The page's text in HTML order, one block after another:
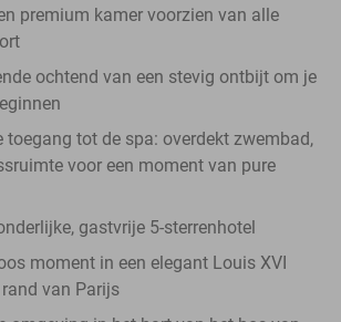
premium kamer voorzien van alle
ochtend van een stevig ontbijt om je
toegang tot de spa: overdekt zwembad,
voor een moment van pure
gastvrije 5-sterrenhotel
moment in een elegant Louis XVI
van Parijs